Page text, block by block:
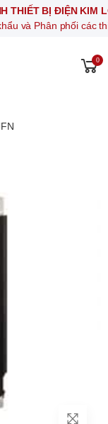
BỊ ĐIỆN KIM LONG
phối các thiết bị
0